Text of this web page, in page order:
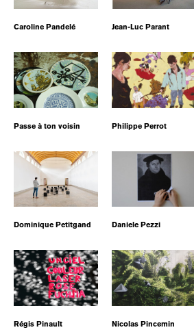
Caroline Pandelé Jean-Luc Parant
Passe à ton voisin Philippe Perrot
Dominique Petitgand Daniele Pezzi
Régis Pinault Nicolas Pincemin